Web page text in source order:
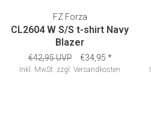
FZ Forza
CL2604 W S/S t-shirt Navy
Blazer
€42,95 UVP €34,95 *
Inkl. MwSt. zzgl. Versandkosten